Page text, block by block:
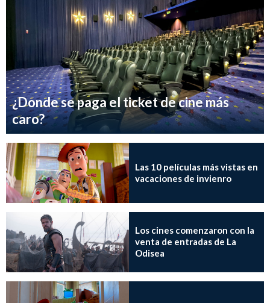
¿Donde se paga el ticket de cine más
caro?
Las 10 películas más vistas en
vacaciones de invienro
Los cines comenzaron con la
venta de entradas de La
Odisea